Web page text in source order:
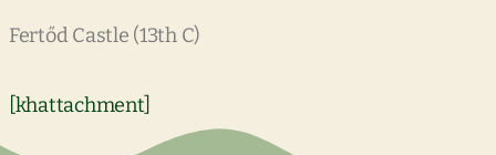
Fertőd Castle (13th C)
[khattachment]